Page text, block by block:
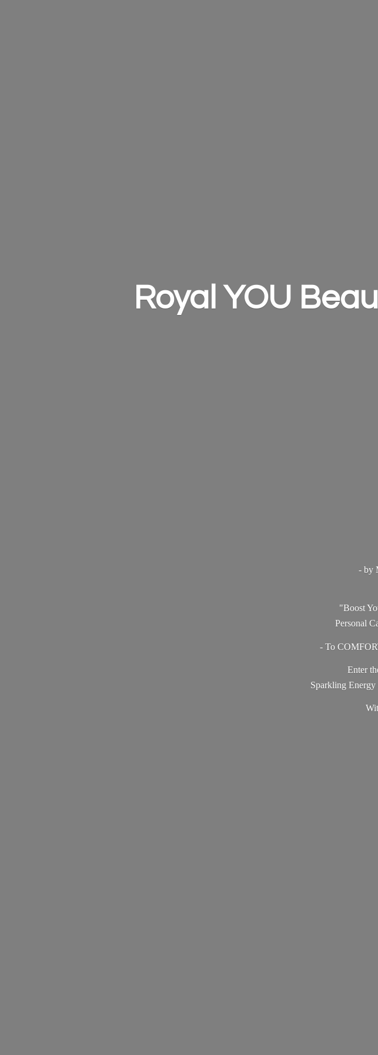
Royal YOU
- by
"Boost
Personal
- To
Enter
Sparkling Energy